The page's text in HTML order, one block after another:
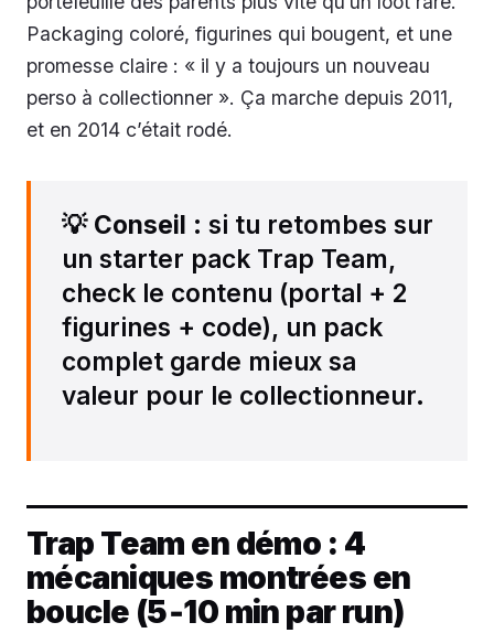
Packaging coloré, figurines qui bougent, et une
promesse claire : « il y a toujours un nouveau
perso à collectionner ». Ça marche depuis 2011,
et en 2014 c’était rodé.
💡 Conseil : si tu retombes sur
un starter pack Trap Team,
check le contenu (portal + 2
figurines + code), un pack
complet garde mieux sa
valeur pour le collectionneur.
Trap Team en démo : 4
mécaniques montrées en
boucle (5‑10 min par run)